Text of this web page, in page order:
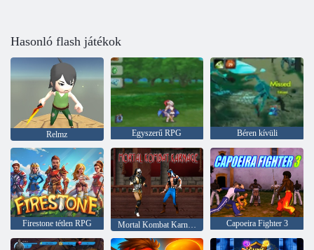
Hasonló flash játékok
Relmz Egyszerű RPG Béren kívüli
Firestone tétlen RPG Mortal Kombat Karnage Capoeira Fighter 3